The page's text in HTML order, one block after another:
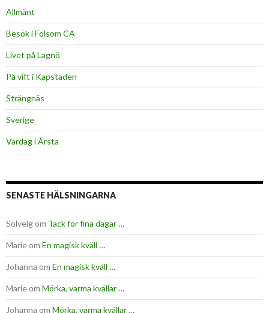
Allmänt
Besök i Folsom CA
Livet på Lagnö
På vift i Kapstaden
Strängnäs
Sverige
Vardag i Årsta
SENASTE HÄLSNINGARNA
Solveigom Tack för fina dagar …
Marieom En magisk kväll …
Johanna om En magisk kväll …
Marieom Mörka, varma kvällar …
Johanna om Mörka, varma kvällar …